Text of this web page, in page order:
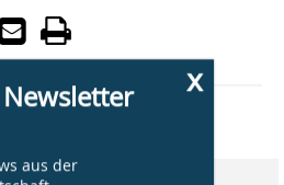
x
aus der
Artikel: